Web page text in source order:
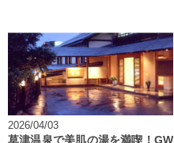
2026/04/03
草津温泉で美肌の湯を満喫！GW